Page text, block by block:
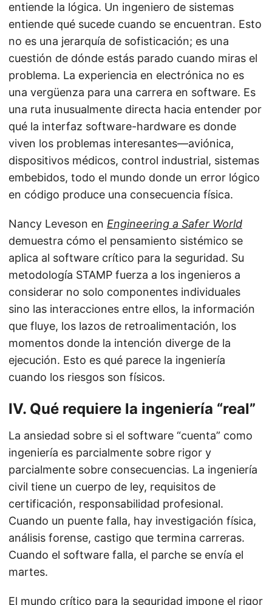
entiende la lógica. Un ingeniero de sistemas
entiende qué sucede cuando se encuentran. Esto
no es una jerarquía de sofisticación; es una
cuestión de dónde estás parado cuando miras el
problema. La experiencia en electrónica no es
una vergüenza para una carrera en software. Es
una ruta inusualmente directa hacia entender por
qué la interfaz software-hardware es donde
viven los problemas interesantes—aviónica,
dispositivos médicos, control industrial, sistemas
embebidos, todo el mundo donde un error lógico
en código produce una consecuencia física.
Nancy Leveson en Engineering a Safer World
demuestra cómo el pensamiento sistémico se
aplica al software crítico para la seguridad. Su
metodología STAMP fuerza a los ingenieros a
considerar no solo componentes individuales
sino las interacciones entre ellos, la información
que fluye, los lazos de retroalimentación, los
momentos donde la intención diverge de la
ejecución. Esto es qué parece la ingeniería
cuando los riesgos son físicos.
IV. Qué requiere la ingeniería “real”
La ansiedad sobre si el software “cuenta” como
ingeniería es parcialmente sobre rigor y
parcialmente sobre consecuencias. La ingeniería
civil tiene un cuerpo de ley, requisitos de
certificación, responsabilidad profesional.
Cuando un puente falla, hay investigación física,
análisis forense, castigo que termina carreras.
Cuando el software falla, el parche se envía el
martes.
El mundo crítico para la seguridad impone el rigor